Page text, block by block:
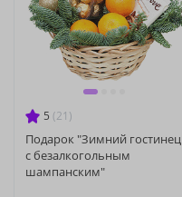
5 (21)
Подарок "Зимний гостинец
с безалкогольным
шампанским"